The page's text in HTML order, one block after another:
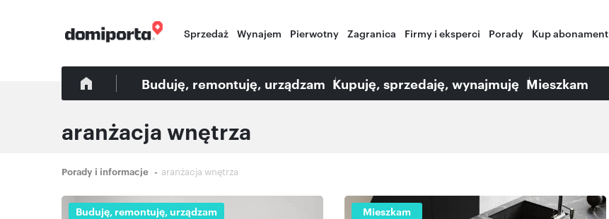
Sprzedaż Wynajem Pierwotny Zagranica Firmy i eksperci Porady Kup abonament
Buduję, remontuję, urządzam Kupuję, sprzedaję, wynajmuję Mieszkam
aranżacja wnętrza
Ścieżka
Porady i informacje aranżacja wnętrza
Buduję, remontuję, urządzam Mieszkam